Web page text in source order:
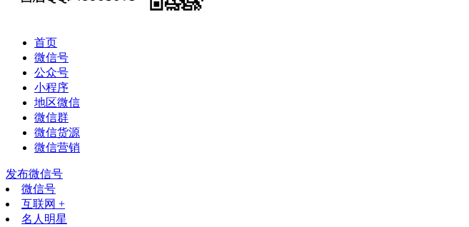
首页
微信号
公众号
小程序
地区微信
微信群
微信货源
微信营销
发布微信号
微信号
互联网 +
名人明星